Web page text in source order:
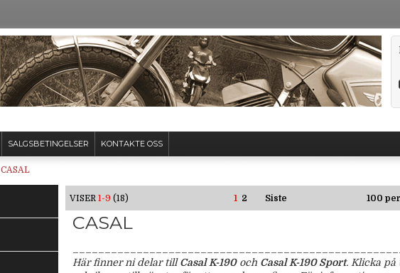
SALGSBETINGELSER KONTAKTE OSS
CASAL
VISER 1-9 (18) 1 2 Siste 100
CASAL
Här finner ni delar tillCasal K-190och Casal K-190 Sport. Klicka på